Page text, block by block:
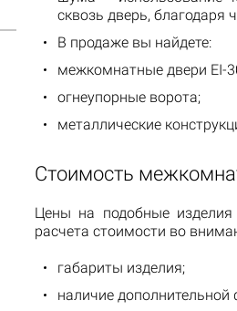
сквозь дверь,
В продаже вы найдете:
межкомнатные двери EI-
огнеупорные ворота;
металлические
Стоимость
Цены на подобные
расчета стоимости во
габариты изделия;
наличие дополнительной